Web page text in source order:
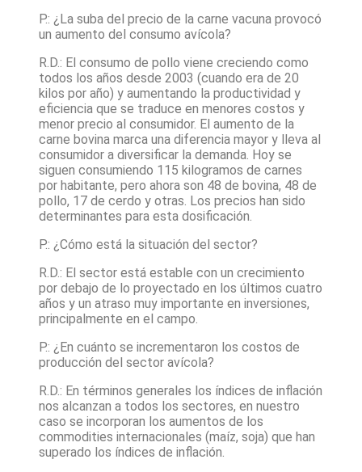
P.: ¿La suba del precio de la carne vacuna provocó
un aumento del consumo avícola?
R.D.: El consumo de pollo viene creciendo como
todos los años desde 2003 (cuando era de 20
kilos por año) y aumentando la productividad y
eficiencia que se traduce en menores costos y
menor precio al consumidor. El aumento de la
carne bovina marca una diferencia mayor y lleva al
consumidor a diversificar la demanda. Hoy se
siguen consumiendo 115 kilogramos de carnes
por habitante, pero ahora son 48 de bovina, 48 de
pollo, 17 de cerdo y otras. Los precios han sido
determinantes para esta dosificación.
P.: ¿Cómo está la situación del sector?
R.D.: El sector está estable con un crecimiento
por debajo de lo proyectado en los últimos cuatro
años y un atraso muy importante en inversiones,
principalmente en el campo.
P.: ¿En cuánto se incrementaron los costos de
producción del sector avícola?
R.D.: En términos generales los índices de inflación
nos alcanzan a todos los sectores, en nuestro
caso se incorporan los aumentos de los
commodities internacionales (maíz, soja) que han
superado los índices de inflación.